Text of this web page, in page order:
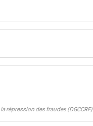
répression des fraudes (DGCCRF)